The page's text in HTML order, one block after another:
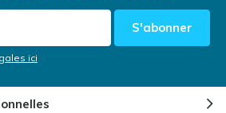
S'abonner
ici